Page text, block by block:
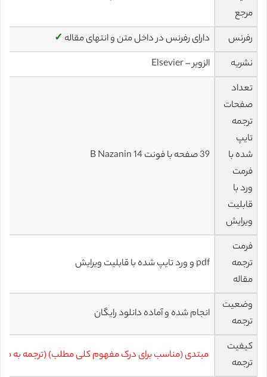
مرجع
رفرنس دارای رفرنس در داخل متن و انتهای مقاله ✓
نشریه
الزویر – Elsevier
تعداد
صفحات
ترجمه
تایپ
شده با
فرمت
ورد با
قابلیت
ویرایش
39 صفحه با فونت 14 B Nazanin
فرمت
ترجمه
مقاله
pdf و ورد تایپ شده با قابلیت ویرایش
وضعیت
ترجمه
انجام شده و آماده دانلود رایگان
کیفیت
ترجمه
مبتدی (مناسب برای درک مفهوم کلی مطلب) (ترجمه به